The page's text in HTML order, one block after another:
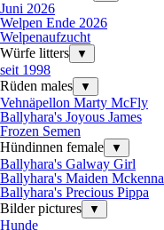
Juni 2026
Welpen Ende 2026
Welpenaufzucht
Würfe litters
▼
seit 1998
Rüden males
▼
Vehnäpellon Marty McFly
Ballyhara's Joyous James
Frozen Semen
Hündinnen female
▼
Ballyhara's Galway Girl
Ballyhara's Maiden Mckenna
Ballyhara's Precious Pippa
Bilder pictures
▼
Hunde